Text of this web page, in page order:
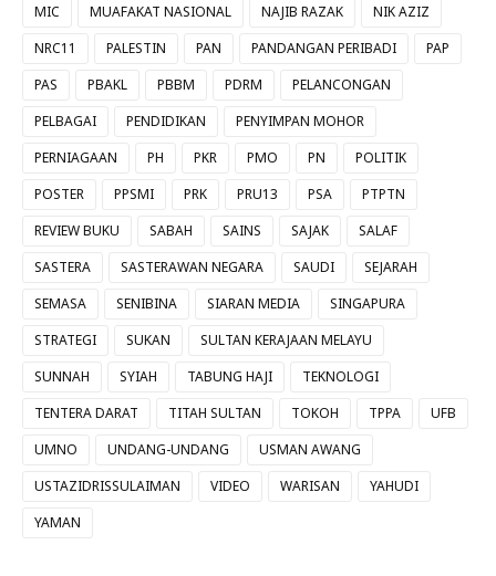
MIC
MUAFAKAT NASIONAL NAJIB RAZAK
NIK AZIZ
NRC11
PALESTIN PAN PANDANGAN PERIBADI
PAP
PAS
PBAKL PBBM PDRM
PELANCONGAN
PELBAGAI
PENDIDIKAN
PENYIMPAN MOHOR
PERNIAGAAN
PH PKR PMO PN
POLITIK
POSTER
PPSMI PRK PRU13 PSA
PTPTN
REVIEW BUKU
SABAH SAINS SAJAK
SALAF
SASTERA
SASTERAWAN NEGARA SAUDI
SEJARAH
SEMASA
SENIBINA SIARAN MEDIA
SINGAPURA
STRATEGI
SUKAN
SULTAN KERAJAAN MELAYU
SUNNAH
SYIAH TABUNG HAJI
TEKNOLOGI
TENTERA DARAT
TITAH SULTAN TOKOH TPPA
UFB
UMNO
UNDANG-UNDANG
USMAN AWANG
USTAZIDRISSULAIMAN
VIDEO WARISAN
YAHUDI
YAMAN